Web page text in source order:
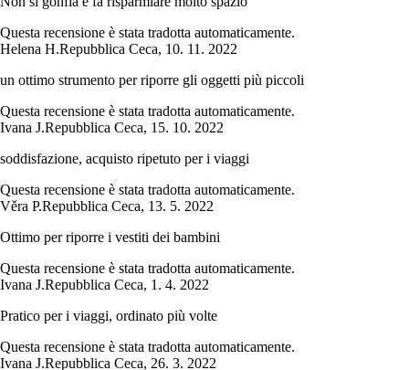
Questa recensione è stata tradotta automaticamente.
Helena H.Repubblica Ceca, 10. 11. 2022
un ottimo strumento per riporre gli oggetti più piccoli
Questa recensione è stata tradotta automaticamente.
Ivana J.Repubblica Ceca, 15. 10. 2022
soddisfazione, acquisto ripetuto per i viaggi
Questa recensione è stata tradotta automaticamente.
Věra P.Repubblica Ceca, 13. 5. 2022
Ottimo per riporre i vestiti dei bambini
Questa recensione è stata tradotta automaticamente.
Ivana J.Repubblica Ceca, 1. 4. 2022
Pratico per i viaggi, ordinato più volte
Questa recensione è stata tradotta automaticamente.
Ivana J.Repubblica Ceca, 26. 3. 2022